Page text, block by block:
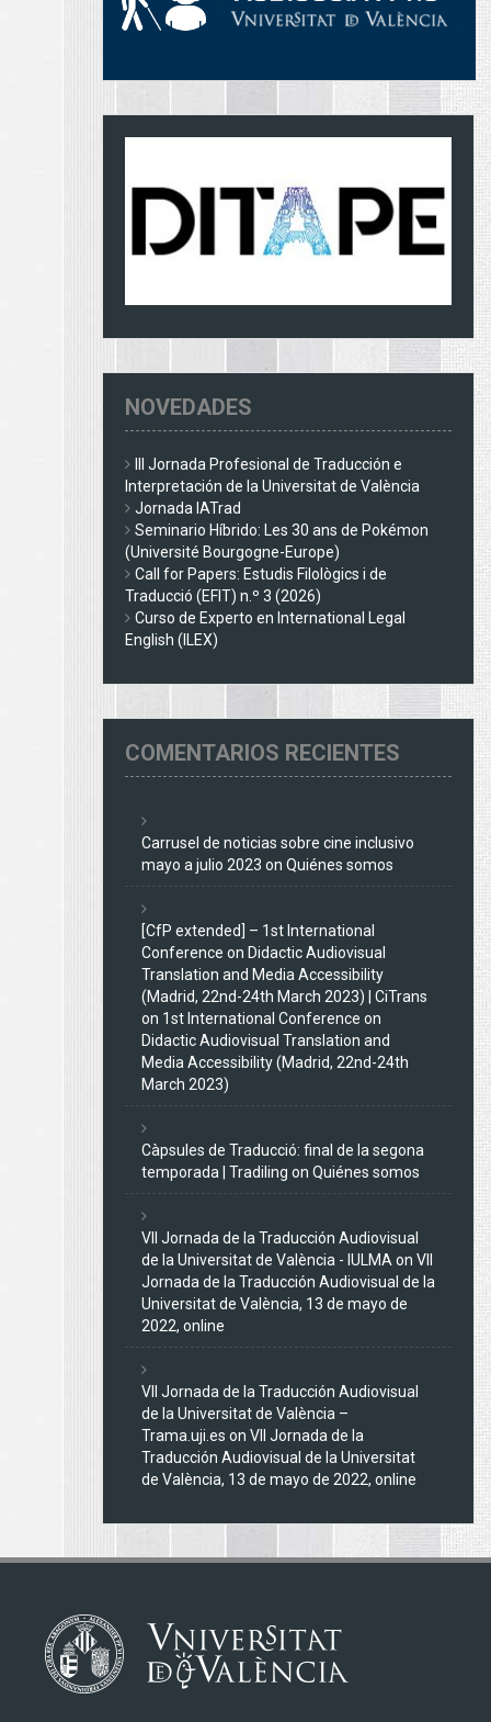
NOVEDADES
III Jornada Profesional de Traducción e
Interpretación de la Universitat de València
Jornada IATrad
Seminario Híbrido: Les 30 ans de Pokémon
(Université Bourgogne-Europe)
Call for Papers: Estudis Filològics i de
Traducció (EFIT) n.º 3 (2026)
Curso de Experto en International Legal
English (ILEX)
COMENTARIOS RECIENTES
Carrusel de noticias sobre cine inclusivo
mayo a julio 2023 on Quiénes somos
[CfP extended] – 1st International
Conference on Didactic Audiovisual
Translation and Media Accessibility
(Madrid, 22nd-24th March 2023) | CiTrans
on 1st International Conference on
Didactic Audiovisual Translation and
Media Accessibility (Madrid, 22nd-24th
March 2023)
Càpsules de Traducció: final de la segona
temporada | Tradiling on Quiénes somos
VII Jornada de la Traducción Audiovisual
de la Universitat de València - IULMA on VII
Jornada de la Traducción Audiovisual de la
Universitat de València, 13 de mayo de
2022, online
VII Jornada de la Traducción Audiovisual
de la Universitat de València –
Trama.uji.es on VII Jornada de la
Traducción Audiovisual de la Universitat
de València, 13 de mayo de 2022, online